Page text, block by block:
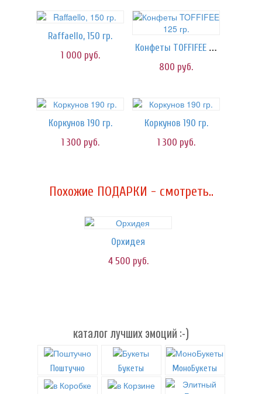
Raffaello, 150 гр.
1 000 руб.
Конфеты TOFFIFEE 125 гр.
800 руб.
Коркунов 190 гр.
1 300 руб.
Коркунов 190 гр.
1 300 руб.
Похожие ПОДАРКИ - смотреть..
Орхидея
4 500 руб.
каталог лучших эмоций :-)
Поштучно Букеты МоноБукеты